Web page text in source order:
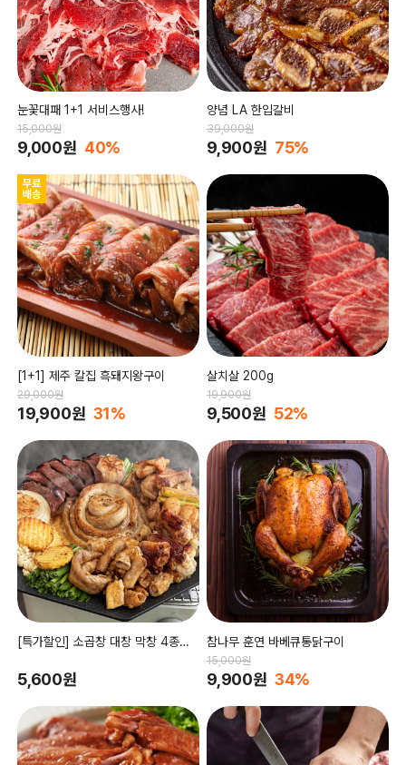
눈꽃대패 1+1 서비스행사!
15,000원
9,000원 40%
양념 LA 한입갈비
39,000원
9,900원 75%
[1+1] 제주 칼집 흑돼지왕구이
29,000원
19,900원 31%
살치살 200g
19,900원
9,500원 52%
[특가할인] 소곱창 대창 막창 4종세
5,600원
참나무 훈연 바베큐통닭구이
15,000원
9,900원 34%